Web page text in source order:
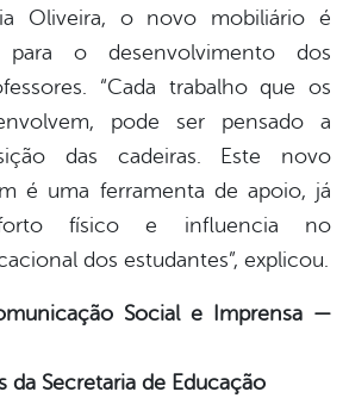
Oliveira, o novo mobiliário é
o desenvolvimento dos
“Cada trabalho que os
pode ser pensado a
das cadeiras. Este novo
é uma ferramenta de apoio, já
físico e influencia no
dos estudantes”, explicou.
Social e Imprensa —
Secretaria de Educação